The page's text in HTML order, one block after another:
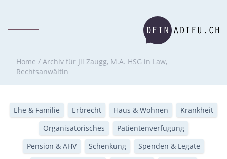
Home / Archiv für Jil Zaugg, M.A. HSG in Law,
Rechtsanwältin
Ehe & Familie Erbrecht Haus & Wohnen
Krankheit
Organisatorisches
Patientenverfügung
Pension & AHV
Schenkung
Spenden & Legate